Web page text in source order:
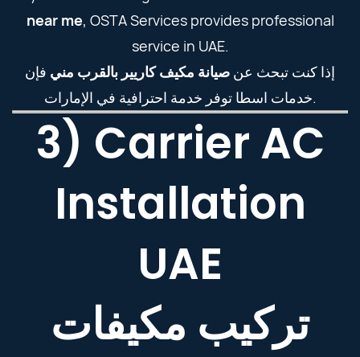
near me, OSTA Services provides professional
service in UAE.
إذا كنت تبحث عن صيانة مكيف كاريير بالقرب مني فإن
خدمات اسطا توفر خدمة احترافية في الإمارات.
3) Carrier AC
Installation
UAE
تركيب مكيفات